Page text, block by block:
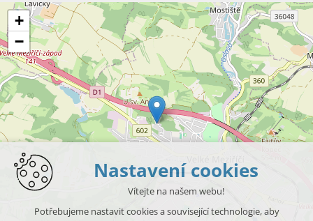
+
−
Nastavení cookies
Vítejte na našem webu!
Potřebujeme nastavit cookies a související technologie, aby